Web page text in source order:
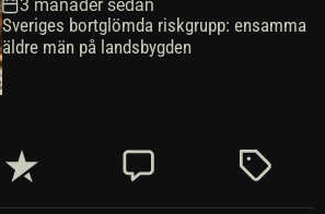
3 månader sedan
Sveriges bortglömda riskgrupp: ensamma
äldre män på landsbygden
S
e
M